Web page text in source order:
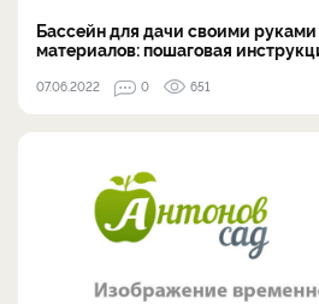
Бассейн для дачи своими
материалов: пошаговая
07.06.2022 0 651